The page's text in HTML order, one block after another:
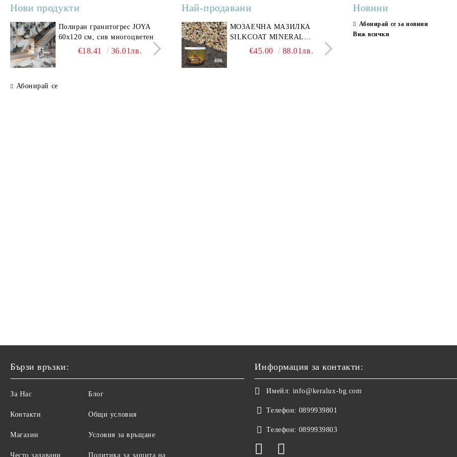
Нови продукти
Полиран гранитогрес JOYA
60x120 см, сив многоцветен
€18.41 36.01лв.
Полиран гранитогрес
SAVONA GREY 60x120 см,
светло сив мрамор
€22.50 44.01лв.
Гранитогрес LESY GREY
GOLD 60х120см, тип
Абонирай се
Най-продавани
МОЗАЕЧНА МАЗИЛКА
SILKCOAT MINERAL
PLASTER STONE, СИТЕН
€45.00 88.01лв.
СТЕННИ ПЛОЧКИ
30X90CM, ГЛАНЦ
Новини
Абонирай се за новини
Виж всички
Бързи връзки:
За Нас
Контакти
Магазин
Често задавани
Блог
Общи условия
Условия за връщане
Политика за защита на
Информация за контакти:
Имейл: info@keralux-bg.com
Телефон: 0899939801
Телефон: 0899939803